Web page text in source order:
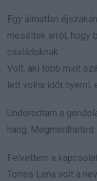
Egy álmatlan
meséltek arról, hogy
családoknak.
Volt, aki több mint
lett volna időt nyerni,
Undorodtam a
hang. Megmentheted.
Felvettem a
Torres Lena volt a